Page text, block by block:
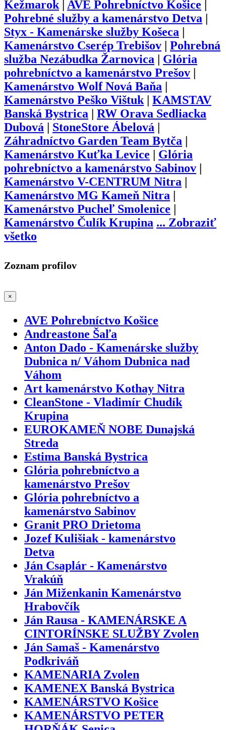
Kežmarok AVE Pohrebníctvo Košice
Pohrebné služby a kamenárstvo Detva |
Styx - Kamenárske služby Košeca |
Kamenárstvo Cserép Trebišov | Pohrebná
služba Nezábudka Žarnovica | Glória
pohrebníctvo a kamenárstvo Prešov |
Kamenárstvo Wolf Nová Baňa |
Kamenárstvo Peško Vištuk | KAMSTAV
Banská Bystrica | RW Orava Sedliacka
Dubová | StoneStore Ábelová |
Záhradníctvo Garden Team Bytča |
Kamenárstvo Kuťka Levice | Glória
pohrebníctvo a kamenárstvo Sabinov |
Kamenárstvo V-CENTRUM Nitra |
Kamenárstvo MG Kameň Nitra |
Kamenárstvo Pucheľ Smolenice |
Kamenárstvo Čulík Krupina ... Zobraziť
všetko
Zoznam profilov
×
AVE Pohrebníctvo Košice
Andreastone Šaľa
Anton Dado - Kamenárske služby
Dubnica n/ Váhom Dubnica nad
Váhom
Art kamenárstvo Kothay Nitra
CleanStone - Vladimír Chudík
Krupina
EUROKAMEŇ NOBE Dunajská
Streda
Estima Banská Bystrica
Glória pohrebníctvo a
kamenárstvo Prešov
Glória pohrebníctvo a
kamenárstvo Sabinov
Granit PRO Drietoma
Jozef Kulišiak - kamenárstvo
Detva
Ján Csaplár - Kamenárstvo
Vrakúň
Ján Miženkanin Kamenárstvo
Hrabovčík
Ján Rausa - KAMENÁRSKE A
CINTORÍNSKE SLUŽBY Zvolen
Ján Samaš - Kamenárstvo
Podkriváň
KAMENARIA Zvolen
KAMENEX Banská Bystrica
KAMENÁRSTVO Košice
KAMENÁRSTVO PETER